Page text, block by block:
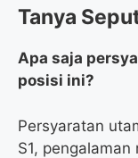
Tanya
Apa saja
posisi ini?
Persyaratan
S1,